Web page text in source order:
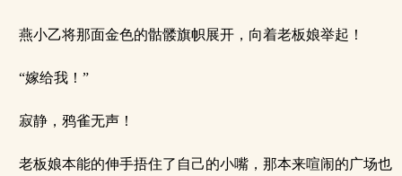
燕小乙将那面金色的骷髅旗帜展开，向着老板娘举起！
“嫁给我！”
寂静，鸦雀无声！
老板娘本能的伸手捂住了自己的小嘴，那本来喧闹的广场也